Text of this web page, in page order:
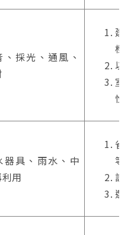
、採光、通風、
建
標
以
室
性
器具、雨水、中
用
省
等
設
選